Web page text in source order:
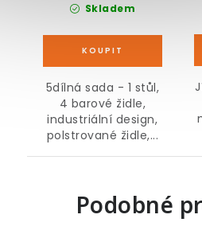
Skladem
5dílná sada - 1 stůl,
4 barové židle,
industriální design,
polstrované židle,...
Podobné